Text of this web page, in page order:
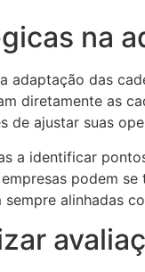
na
adaptação das
diretamente as
ajustar suas
a identificar
podem
alinhadas